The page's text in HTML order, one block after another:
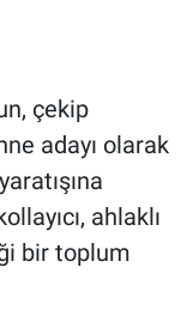
çekip
adayı olarak
ahlaklı
bir toplum